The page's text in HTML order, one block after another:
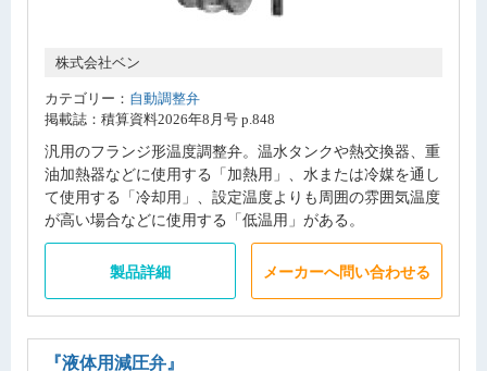
株式会社ベン
カテゴリー： 自動調整弁
掲載誌：積算資料2026年8月号 p.848
汎用のフランジ形温度調整弁。温水タンクや熱交換器、重
油加熱器などに使用する「加熱用」、水または冷媒を通し
て使用する「冷却用」、設定温度よりも周囲の雰囲気温度
が高い場合などに使用する「低温用」がある。
製品詳細 メーカーへ問い合わせる
『液体用減圧弁』